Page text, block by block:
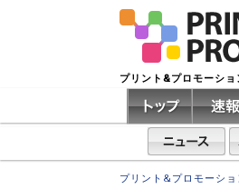
プリント&プロモーシ
プリント&プロモーショ